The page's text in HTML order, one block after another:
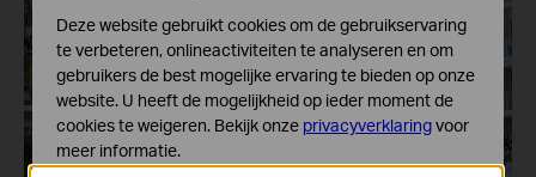
Deze website gebruikt cookies om de gebruikservaring
te verbeteren, onlineactiviteiten te analyseren en om
gebruikers de best mogelijke ervaring te bieden op onze
website. U heeft de mogelijkheid op ieder moment de
cookies te weigeren. Bekijk onze privacyverklaringvoor
meer informatie.